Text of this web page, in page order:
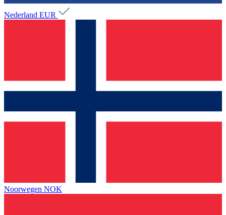
Nederland EUR
Noorwegen NOK